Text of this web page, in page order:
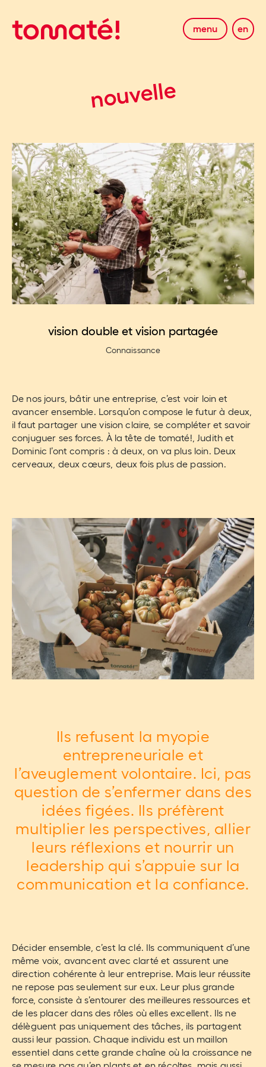
menu en
nouvelle
vision double et vision partagée
Connaissance
De nos jours, bâtir une entreprise, c’est voir loin et
avancer ensemble. Lorsqu’on compose le futur à deux,
il faut partager une vision claire, se compléter et savoir
conjuguer ses forces. À la tête de tomaté!, Judith et
Dominic l’ont compris : à deux, on va plus loin. Deux
cerveaux, deux cœurs, deux fois plus de passion.
Ils refusent la myopie
entrepreneuriale et
l’aveuglement volontaire. Ici, pas
question de s’enfermer dans des
idées figées. Ils préfèrent
multiplier les perspectives, allier
leurs réflexions et nourrir un
leadership qui s’appuie sur la
communication et la confiance.
Décider ensemble, c’est la clé. Ils communiquent d’une
même voix, avancent avec clarté et assurent une
direction cohérente à leur entreprise. Mais leur réussite
ne repose pas seulement sur eux. Leur plus grande
force, consiste à s’entourer des meilleures ressources et
de les placer dans des rôles où elles excellent. Ils ne
délèguent pas uniquement des tâches, ils partagent
aussi leur passion. Chaque individu est un maillon
essentiel dans cette grande chaîne où la croissance ne